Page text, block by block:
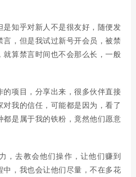
是知乎对新人不是很友好，随便发
言，但是我试过新号开会员，被禁
就算禁言时间也不会那么长，一般
的项目，分享出来，很多伙伴直接
对我的信任，可能都是因为，看了
都是属于我的铁粉，竟然他们愿意
，去教会他们操作，让他们赚到
中，我也会让他们尽量，不在多花